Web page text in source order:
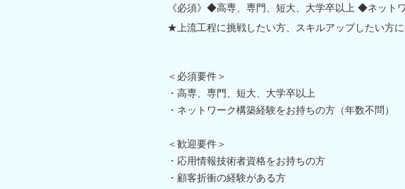
《必須》◆高専、専門、短大、大学卒以上 ◆ネット
★上流工程に挑戦したい方、スキルアップしたい方に
＜必須要件＞
・高専、専門、短大、大学卒以上
・ネットワーク構築経験をお持ちの方（年数不問）
＜歓迎要件＞
・応用情報技術者資格をお持ちの方
・顧客折衝の経験がある方